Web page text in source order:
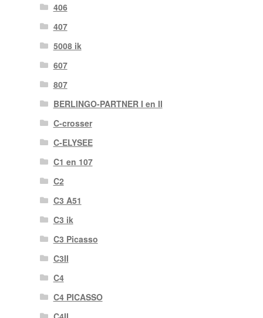
406
407
5008 ik
607
807
BERLINGO-PARTNER I en II
C-crosser
C-ELYSEE
C1 en 107
C2
C3 A51
C3 ik
C3 Picasso
C3II
C4
C4 PICASSO